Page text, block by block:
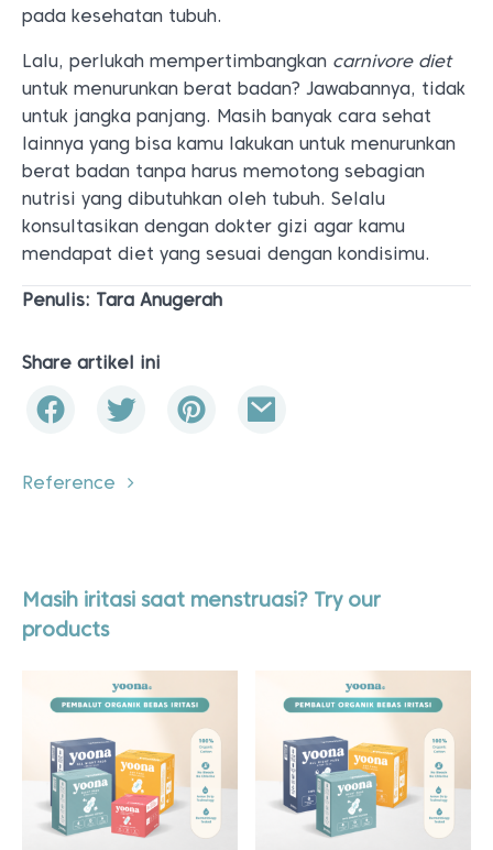
pada kesehatan tubuh.
Lalu, perlukah mempertimbangkan carnivore diet
untuk menurunkan berat badan? Jawabannya, tidak
untuk jangka panjang. Masih banyak cara sehat
lainnya yang bisa kamu lakukan untuk menurunkan
berat badan tanpa harus memotong sebagian
nutrisi yang dibutuhkan oleh tubuh. Selalu
konsultasikan dengan dokter gizi agar kamu
mendapat diet yang sesuai dengan kondisimu.
Penulis: Tara Anugerah
Share artikel ini
Reference
Masih iritasi saat menstruasi? Try our
products